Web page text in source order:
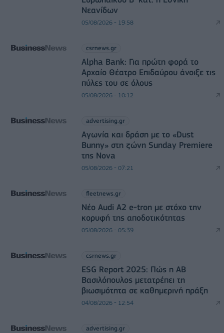
Νεανίδων
05/08/2026 - 19:58
csrnews.gr
Alpha Bank: Για πρώτη φορά το
Αρχαίο Θέατρο Επιδαύρου άνοιξε τις
πύλες του σε όλους
05/08/2026 - 10:12
advertising.gr
Αγωνία και δράση με το «Dust
Bunny» στη ζώνη Sunday Premiere
της Nova
05/08/2026 - 07:21
fleetnews.gr
Νέο Audi A2 e-tron με στόχο την
κορυφή της αποδοτικότητας
05/08/2026 - 05:39
csrnews.gr
ESG Report 2025: Πώς η ΑΒ
Βασιλόπουλος μετατρέπει τη
βιωσιμότητα σε καθημερινή πράξη
04/08/2026 - 12:54
advertising.gr